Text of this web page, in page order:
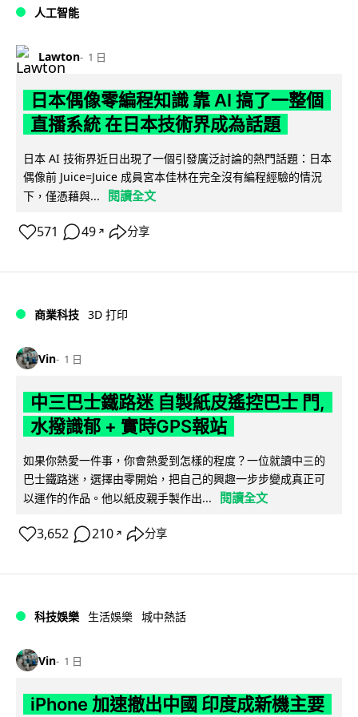
人工智能
Lawton 1 日
日本偶像零編程知識 靠 AI 搞了一整個
直播系統 在日本技術界成為話題
日本 AI 技術界近日出現了一個引發廣泛討論的熱門話題：日本
偶像前 Juice=Juice 成員宮本佳林在完全沒有編程經驗的情況
下，僅憑藉與...
閱讀全文
571 49 ↗ 分享
商業科技 3D 打印
Vin 1 日
中三巴士鐵路迷 自製紙皮遙控巴士 門,
水撥識郁 + 實時GPS報站
如果你熱愛一件事，你會熱愛到怎樣的程度？一位就讀中三的
巴士鐵路迷，選擇由零開始，把自己的興趣一步步變成真正可
以運作的作品。他以紙皮親手製作出...
閱讀全文
3,652 210 ↗ 分享
科技娛樂 生活娛樂 城中熱話
Vin 1 日
iPhone 加速撤出中國 印度成新機主要